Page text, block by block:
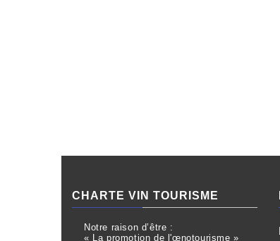
CHARTE VIN TOURISME
Notre raison d’être :
« La promotion de l'œnotourisme »